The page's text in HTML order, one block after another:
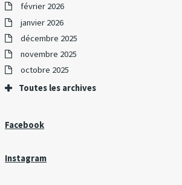
février 2026
janvier 2026
décembre 2025
novembre 2025
octobre 2025
Toutes les archives
Facebook
Instagram